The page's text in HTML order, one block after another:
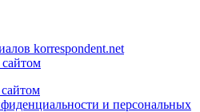
korrespondent.net
и персональных